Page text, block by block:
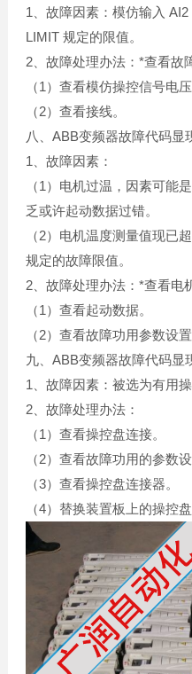
1、故障因素：模仿输入
LIMIT 规定的限值。
2、故障处理办法：*查看故
（1）查看模仿操控信号电
（2）查看接线。
八、ABB变频器故障代码显
1、故障因素：
（1）电机过温，因素可能
乏或许起动数据过错。
（2）电机温度测量值现已
规定的故障限值。
2、故障处理办法：*查看电
（1）查看起动数据。
（2）查看故障功用参数设置
九、ABB变频器故障代码显
1、故障因素：被选为有用
2、故障处理办法：
（1）查看操控盘连接。
（2）查看故障功用的参数设
（3）查看操控盘连接器。
（4）替换装置板上的操控盘